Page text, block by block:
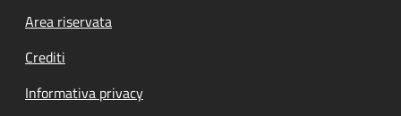
Footer menu
Area riservata
Crediti
Informativa privacy